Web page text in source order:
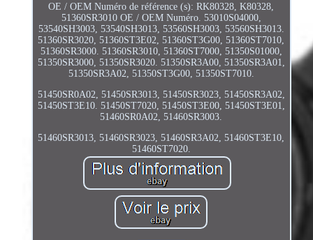
OE / OEM Numéro de référence (s): RK80328, K80328,
51360SR3010 OE / OEM Numéro. 53010S04000,
53540SH3003, 53540SH3013, 53560SH3003, 53560SH3013.
51360SR3020, 51360ST3E02, 51360ST3G00, 51360ST7010,
51360SR3000. 51360SR3010, 51360ST7000, 51350S01000,
51350SR3000, 51350SR3020. 51350SR3A00, 51350SR3A01,
51350SR3A02, 51350ST3G00, 51350ST7010.
51450SR0A02, 51450SR3013, 51450SR3023, 51450SR3A02,
51450ST3E10. 51450ST7020, 51450ST3E00, 51450ST3E01,
51460SR0A02, 51460SR3003.
51460SR3013, 51460SR3023, 51460SR3A02, 51460ST3E10,
51460ST7020.